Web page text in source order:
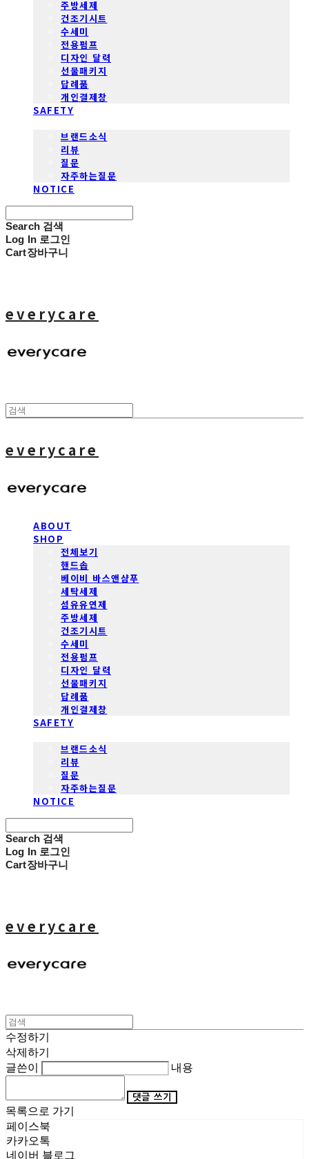
주방세제
건조기시트
수세미
전용펌프
디자인 달력
선물패키지
답례품
개인결제창
SAFETY
브랜드소식
리뷰
질문
자주하는질문
NOTICE
Search 검색
Log In 로그인
Cart장바구니
everycare
everycare
ABOUT
SHOP
전체보기
핸드솝
베이비 바스앤샴푸
세탁세제
섬유유연제
주방세제
건조기시트
수세미
전용펌프
디자인 달력
선물패키지
답례품
개인결제창
SAFETY
브랜드소식
리뷰
질문
자주하는질문
NOTICE
Search 검색
Log In 로그인
Cart장바구니
everycare
수정하기
삭제하기
글쓴이
내용
댓글 쓰기
목록으로 가기
페이스북
카카오톡
네이버 블로그